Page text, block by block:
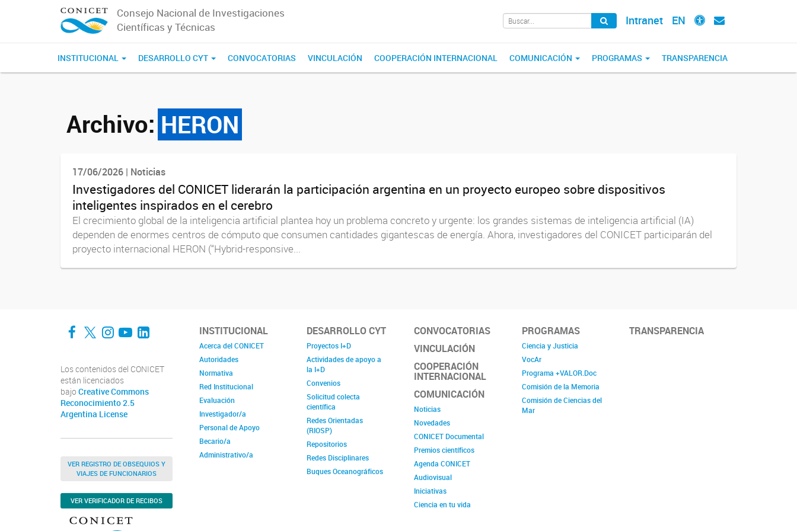
Consejo Nacional de Investigaciones
Científicas y Técnicas
Intranet EN
INSTITUCIONAL DESARROLLO CYT CONVOCATORIAS VINCULACIÓN COOPERACIÓN INTERNACIONAL COMUNICACIÓN PROGRAMAS TRANSPARENCIA
Archivo: HERON
17/06/2026 | Noticias
Investigadores del CONICET liderarán la participación argentina en un proyecto europeo sobre dispositivos
inteligentes inspirados en el cerebro
El crecimiento global de la inteligencia artificial plantea hoy un problema concreto y urgente: los grandes sistemas de inteligencia artificial (IA)
dependen de enormes centros de cómputo que consumen cantidades gigantescas de energía. Ahora, investigadores del CONICET participarán del
proyecto internacional HERON (“Hybrid-responsive...
Facebook
Twitter
Instagram
YouTube
LinkedIn
Los contenidos del CONICET
están licenciados
bajo Creative Commons
Reconocimiento 2.5
Argentina License
VER REGISTRO DE OBSEQUIOS Y
VIAJES DE FUNCIONARIOS
VER VERIFICADOR DE RECIBOS
INSTITUCIONAL
Acerca del CONICET
Autoridades
Normativa
Red Institucional
Evaluación
Investigador/a
Personal de Apoyo
Becario/a
Administrativo/a
DESARROLLO CYT
Proyectos I+D
Actividades de apoyo a
la I+D
Convenios
Solicitud colecta
científica
Redes Orientadas
(RIOSP)
Repositorios
Redes Disciplinares
Buques Oceanográficos
CONVOCATORIAS
VINCULACIÓN
COOPERACIÓN
INTERNACIONAL
COMUNICACIÓN
Noticias
Novedades
CONICET Documental
Premios científicos
Agenda CONICET
Audiovisual
Iniciativas
Ciencia en tu vida
PROGRAMAS
Ciencia y Justicia
VocAr
Programa +VALOR.Doc
Comisión de la Memoria
Comisión de Ciencias del
Mar
TRANSPARENCIA